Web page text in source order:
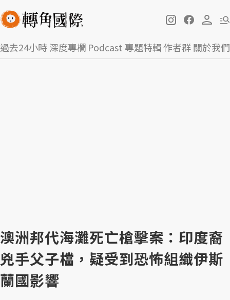
過去24小時深度專欄 Podcast 專題特輯作者群關於我們
澳洲邦代海灘死亡槍擊案：印度裔
兇手父子檔，疑受到恐怖組織伊斯
蘭國影響